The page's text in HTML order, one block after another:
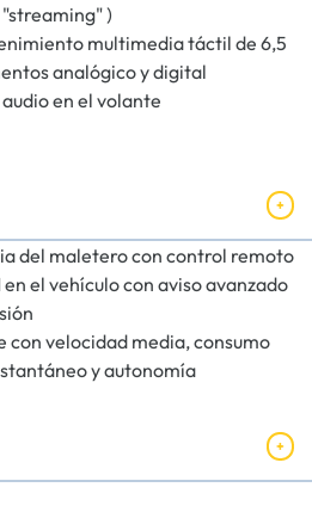
)
multimedia táctil de 6,5
analógico y digital
en el volante
del maletero con control remoto
el vehículo con aviso avanzado
con velocidad media, consumo
y autonomía